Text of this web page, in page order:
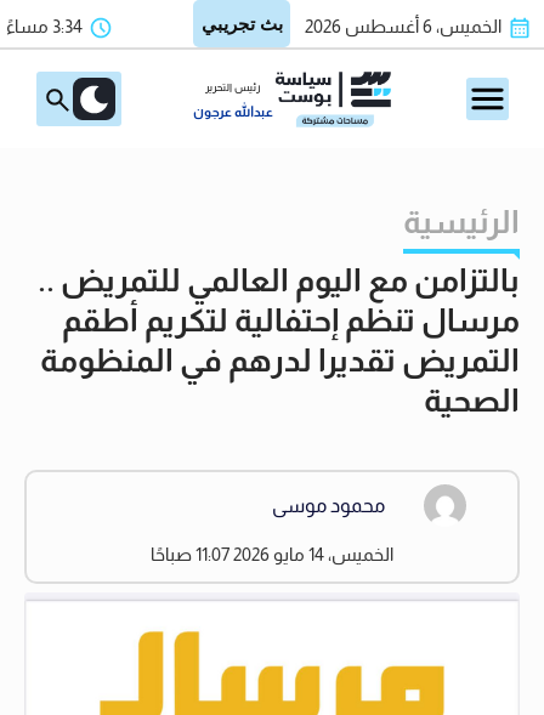
الخميس، 6 أغسطس 2026 3:34 مساءً
رئيس التحرير
عبدالله عرجون
الرئيسية
بالتزامن مع اليوم العالمي للتمريض ..
مرسال تنظم إحتفالية لتكريم أطقم
التمريض تقديرا لدرهم في المنظومة
الصحية
محمود موسى
الخميس، 14 مايو 2026 11:07 صباحًا